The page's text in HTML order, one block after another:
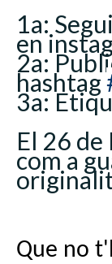
1a:
en
2a:
hashtag
3a:
El 26
com a
Que no